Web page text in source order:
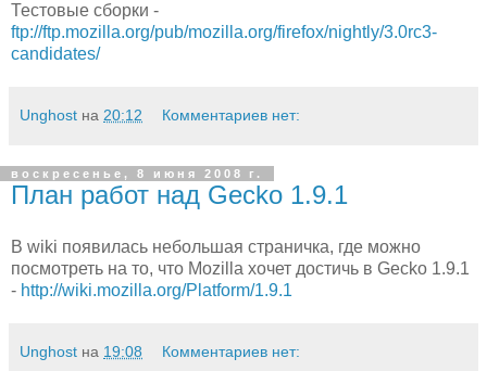
Тестовые сборки -
ftp://ftp.mozilla.org/pub/mozilla.org/firefox/nightly/3.0rc3-
candidates/
Unghost на 20:12 Комментариев нет:
воскресенье, 8 июня 2008 г.
План работ над Gecko 1.9.1
В wiki появилась небольшая страничка, где можно
посмотреть на то, что Mozilla хочет достичь в Gecko 1.9.1
- http://wiki.mozilla.org/Platform/1.9.1
Unghost на 19:08 Комментариев нет: